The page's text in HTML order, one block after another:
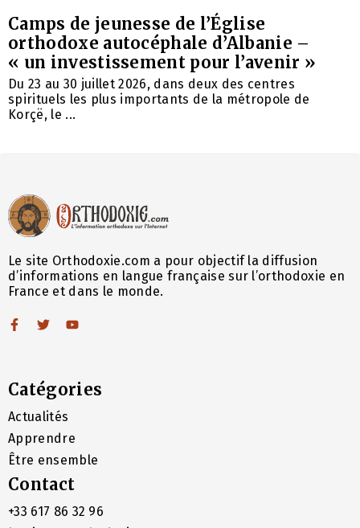
Camps de jeunesse de l’Église
orthodoxe autocéphale d’Albanie –
« un investissement pour l’avenir »
Du 23 au 30 juillet 2026, dans deux des centres
spirituels les plus importants de la métropole de
Korçë, le ...
Le site Orthodoxie.com a pour objectif la diffusion
d’informations en langue française sur l’orthodoxie en
France et dans le monde.
Catégories
Actualités
Apprendre
Être ensemble
Contact
+33 617 86 32 96